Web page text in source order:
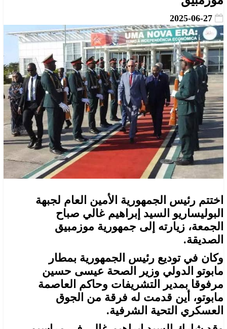
2025-06-27
اختتم رئيس الجمهورية الأمين العام لجبهة
البوليساريو السيد إبراهيم غالي صباح
الجمعة، زيارته إلى جمهورية موزمبيق
الصديقة.
وكان في توديع رئيس الجمهورية بمطار
مابوتو الدولي وزير الصحة عيسى حسين
مرفوقا بمدير التشريفات وحاكم العاصمة
مابوتو، أين قدمت له فرقة من الجوق
العسكري التحية الشرفية.